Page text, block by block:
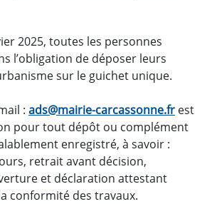
2025, toutes les personnes
l’obligation de déposer leurs
sur le guichet unique.
: ads@mairie-carcassonne.fr est
pour tout dépôt ou complément
enregistré, à savoir :
retrait avant décision,
et déclaration attestant
conformité des travaux.